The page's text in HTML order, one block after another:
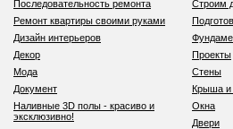
Последовательность ремонта
Ремонт квартиры своими руками
Дизайн интерьеров
Декор
Мода
Документ
Наливные 3D полы - красиво и
эксклюзивно!
Строим
Проекты
Стены
Крыша и
Окна
Двери